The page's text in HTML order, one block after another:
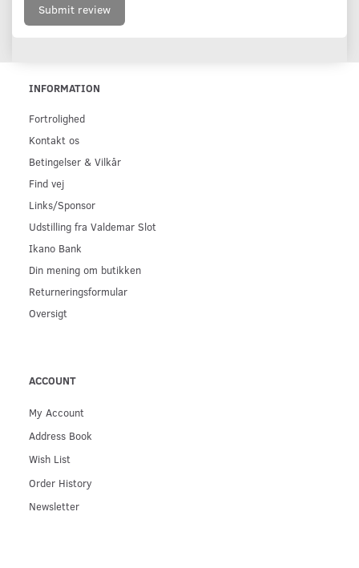
Submit review
INFORMATION
Fortrolighed
Kontakt os
Betingelser & Vilkår
Find vej
Links/Sponsor
Udstilling fra Valdemar Slot
Ikano Bank
Din mening om butikken
Returneringsformular
Oversigt
ACCOUNT
My Account
Address Book
Wish List
Order History
Newsletter